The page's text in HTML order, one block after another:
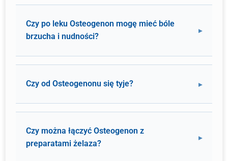
Czy po leku Osteogenon mogę mieć bóle
brzucha i nudności?
Czy od Osteogenonu się tyje?
Czy można łączyć Osteogenon z
preparatami żelaza?